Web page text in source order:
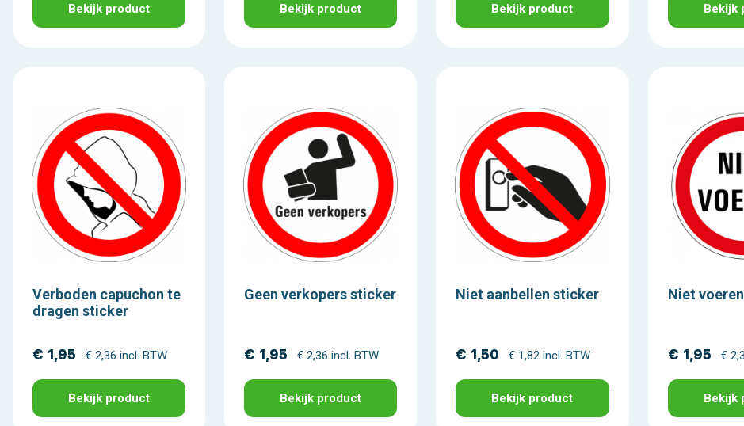
Bekijk product Bekijk product Bekijk product Bekijk
Verboden capuchon te
dragen sticker
€ 1,95 € 2,36 incl. BTW
Bekijk product
Geen verkopers sticker
€ 1,95 € 2,36 incl. BTW
Bekijk product
Niet aanbellen sticker
€ 1,50 € 1,82 incl. BTW
Bekijk product
Niet
€ 1,95 €
Bekijk